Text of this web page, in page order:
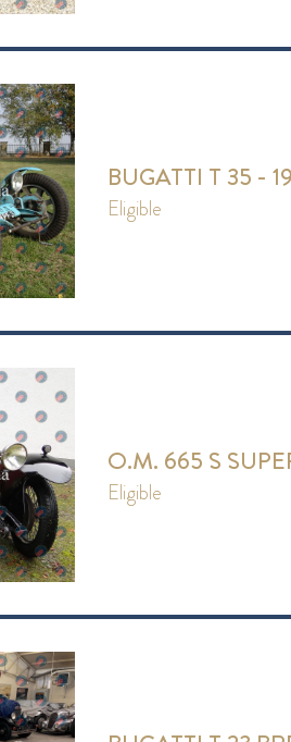
BUGATTI T 35 -
eligible
O.M. 665 S
eligible